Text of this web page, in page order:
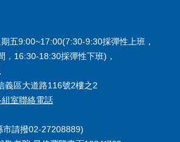
五9:00~17:00(7:30-9:30採彈性上班，
，16:30-18:30採彈性下班)，
義區大道路116號2樓之2
組室聯絡電話
請撥02-27208889)